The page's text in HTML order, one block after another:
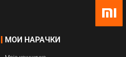
МОИ НАРАЧКИ